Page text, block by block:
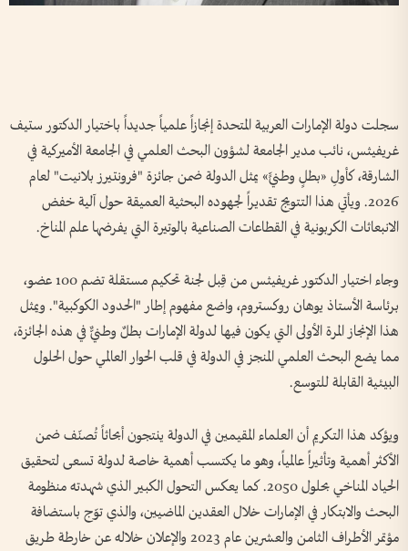
سجلت دولة الإمارات العربية المتحدة إنجازاً علمياً جديداً باختيار الدكتور ستيف
غريفيثس، نائب مدير الجامعة لشؤون البحث العلمي في الجامعة الأميركية في
الشارقة، كأولِ «بطلٍ وطنيٍّ» يمثل الدولة ضمن جائزة "فرونتيرز بلانيت" لعام
2026. ويأتي هذا التتويج تقديراً لجهوده البحثية العميقة حول آلية خفض
الانبعاثات الكربونية في القطاعات الصناعية بالوتيرة التي يفرضها علم المناخ.
وجاء اختيار الدكتور غريفيثس من قِبل لجنة تحكيم مستقلة تضم 100 عضو،
برئاسة الأستاذ يوهان روكستروم، واضع مفهوم إطار "الحدود الكوكبية". ويمثل
هذا الإنجاز المرة الأولى التي يكون فيها لدولة الإمارات بطلٌ وطنيٌّ في هذه الجائزة،
مما يضع البحث العلمي المنجز في الدولة في قلب الحوار العالمي حول الحلول
البيئية القابلة للتوسع.
ويؤكد هذا التكريم أن العلماء المقيمين في الدولة ينتجون أبحاثاً تُصنّف ضمن
الأكثر أهمية وتأثيراً عالمياً، وهو ما يكتسب أهمية خاصة لدولة تسعى لتحقيق
الحياد المناخي بحلول 2050. كما يعكس التحول الكبير الذي شهدته منظومة
البحث والابتكار في الإمارات خلال العقدين الماضيين، والذي توّج باستضافة
مؤتمر الأطراف الثامن والعشرين عام 2023 والإعلان خلاله عن خارطة طريق